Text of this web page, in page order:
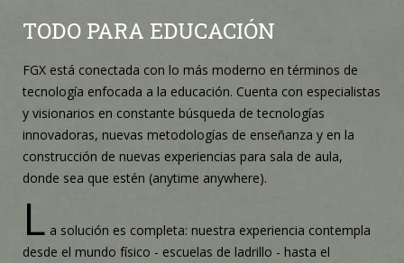
TODO PARA EDUCACIÓN
FGX está conectada con lo más moderno en términos de
tecnología enfocada a la educación. Cuenta con especialistas
y visionarios en constante búsqueda de tecnologías
innovadoras, nuevas metodologías de enseñanza y en la
construcción de nuevas experiencias para sala de aula,
donde sea que estén (anytime anywhere).
L a solución es completa: nuestra experiencia contempla
desde el mundo físico - escuelas de ladrillo - hasta el